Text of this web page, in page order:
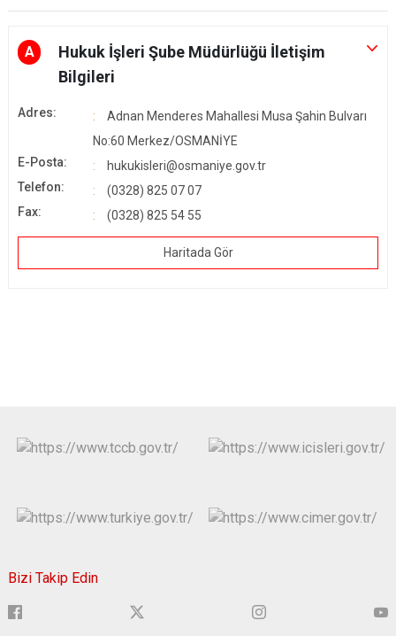
A
Hukuk İşleri Şube Müdürlüğü İletişim
Bilgileri
Adres:
Adnan Menderes Mahallesi Musa Şahin Bulvarı
No:60 Merkez/OSMANİYE
E-Posta:
hukukisleri@osmaniye.gov.tr
Telefon:
(0328) 825 07 07
Fax:
(0328) 825 54 55
Haritada Gör
Bizi Takip Edin